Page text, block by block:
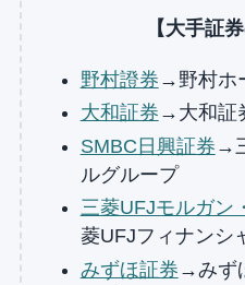
【大手証
野村證券 →野村ホ
大和証券 →大和証
SMBC日興証券 →
ルグループ
三菱UFJモルガン
菱UFJフィナンシ
みずほ証券 →みず